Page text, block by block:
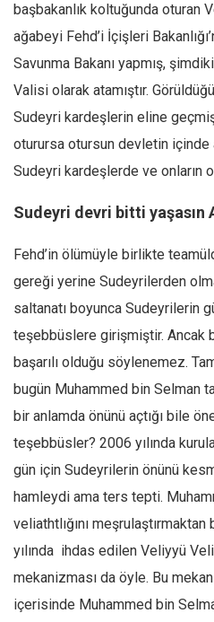
başbakanlık koltuğunda oturan
ağabeyi Fehd’i İçişleri
Savunma Bakanı yapmış,
Valisi olarak atamıştır.
Sudeyri kardeşlerin eline
oturursa otursun devletin içinde
Sudeyri kardeşlerde ve onların
Sudeyri devri bitti yaşasın
Fehd’in ölümüyle birlikte
gereği yerine Sudeyrilerden
saltanatı boyunca Sudeyrilerin
teşebbüslere girişmiştir. Ancak
başarılı olduğu söylenemez.
bugün Muhammed bin Selman
bir anlamda önünü açtığı bile
teşebbüsler? 2006 yılında
gün için Sudeyrilerin önünü
hamleydi ama ters tepti.
veliathtlığını
yılında ihdas edilen Veliyyü
mekanizması da öyle. Bu
içerisinde Muhammed bin